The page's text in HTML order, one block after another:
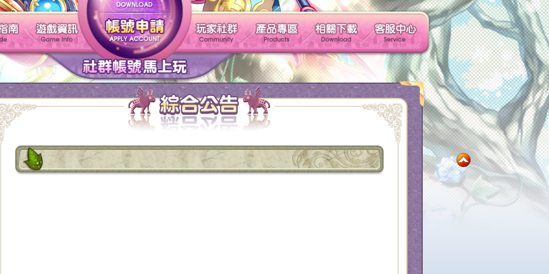
遊戲介紹 新手指南 遊戲資訊 玩家社群 產品專區 相關下載 客服中心
帳號申請
社群帳號馬上玩